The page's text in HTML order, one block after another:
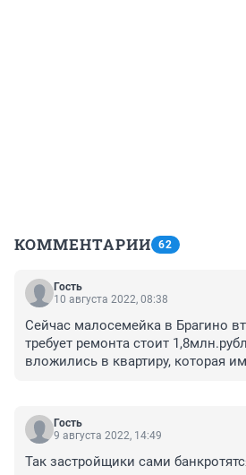
КОММЕНТАРИИ 62
Гость
10 августа 2022, 08:38
Сейчас малосемейка в Брагино
требует ремонта стоит
вложились в квартиру, которая
были одни цены, сейчас на самом
цены повысились на жильё!
Гость
9 августа 2022, 14:49
Так застройщики сами